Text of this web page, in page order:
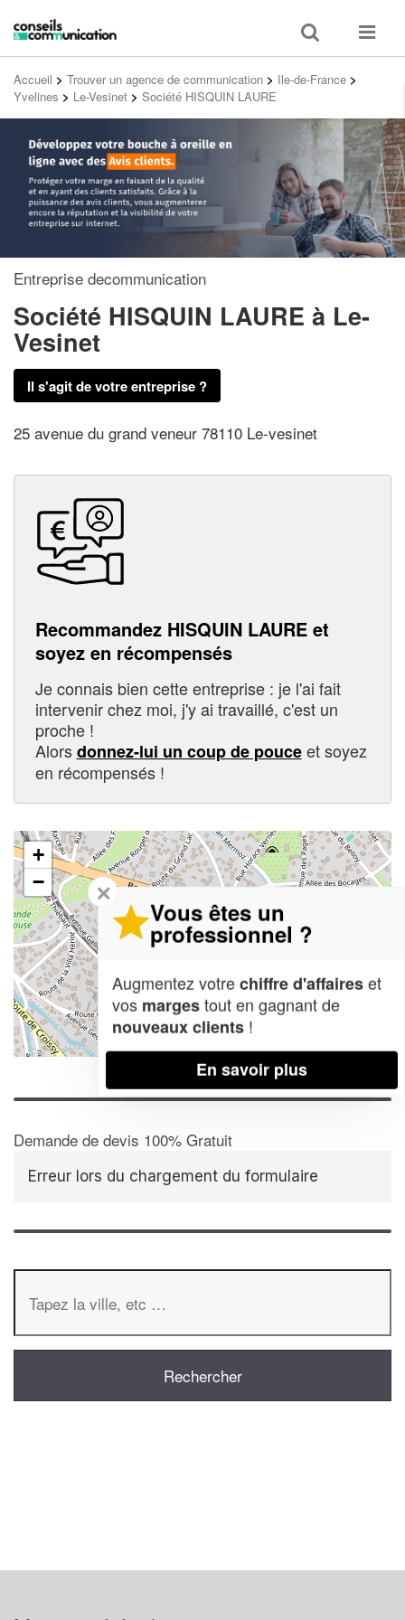
Toggle
search
Toggle
Accueil > Trouver un agence de communication > Ile-de-France >
Yvelines > Le-Vesinet > Société HISQUIN LAURE
Entreprise decommunication
Société HISQUIN LAURE à Le-
Vesinet
Il s'agit de votre entreprise ?
25 avenue du grand veneur 78110 Le-vesinet
Recommandez HISQUIN LAURE et
soyez en récompensés
Je connais bien cette entreprise : je l'ai fait
intervenir chez moi, j'y ai travaillé, c'est un
proche !
Alorsdonnez-lui un coup de pouceet soyez
en récompensés !
+
−
Leaflet| Map data ©OpenStreetMap contributors,CC-BY-SA
Demande de devis 100% Gratuit
Erreur lors du chargement du formulaire
✕
Vous êtes un
professionnel ?
Augmentez votrechiffre d'affaireset
vos margestout en gagnant de
nouveaux clients !
En savoir plus